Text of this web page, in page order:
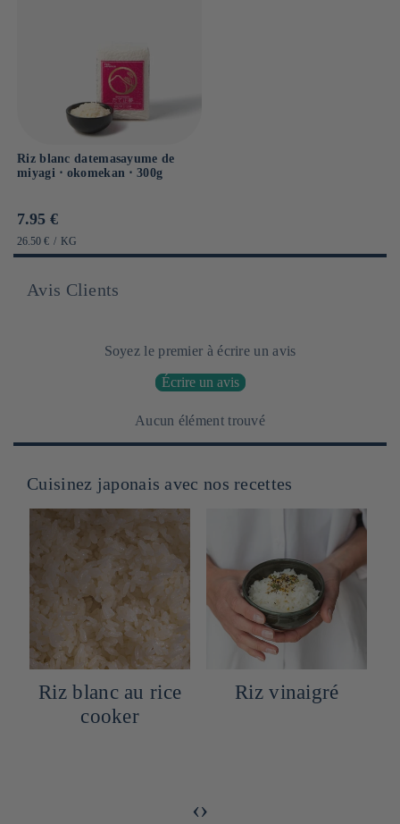
Riz blanc datemasayume de
miyagi ⋅ okomekan ⋅ 300g
Prix
habituel
7.95 €
PRIX
UNITAIRE
26.50 € / PAR
KG
Avis Clients
Soyez le premier à écrire un avis
Écrire un avis
Aucun élément trouvé
Cuisinez japonais avec nos recettes
Riz vinaigré Gyudon
‹›